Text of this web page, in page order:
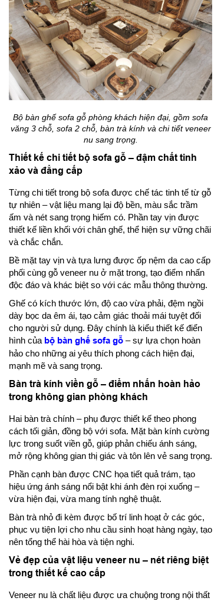
Bộ bàn ghế sofa gỗ phòng khách hiện đại, gồm sofa
văng 3 chỗ, sofa 2 chỗ, bàn trà kính và chi tiết veneer
nu sang trọng.
Thiết kế chi tiết bộ sofa gỗ – đậm chất tinh
xảo và đẳng cấp
Từng chi tiết trong bộ sofa được chế tác tinh tế từ gỗ
tự nhiên – vật liệu mang lại độ bền, màu sắc trầm
ấm và nét sang trọng hiếm có. Phần tay vịn được
thiết kế liền khối với chân ghế, thể hiện sự vững chãi
và chắc chắn.
Bề mặt tay vịn và tựa lưng được ốp nệm da cao cấp
phối cùng gỗ veneer nu ở mặt trong, tạo điểm nhấn
độc đáo và khác biệt so với các mẫu thông thường.
Ghế có kích thước lớn, độ cao vừa phải, đệm ngồi
dày bọc da êm ái, tạo cảm giác thoải mái tuyệt đối
cho người sử dụng. Đây chính là kiểu thiết kế điển
hình của bộ bàn ghế sofa gỗ – sự lựa chọn hoàn
hảo cho những ai yêu thích phong cách hiện đại,
mạnh mẽ và sang trọng.
Bàn trà kính viền gỗ – điểm nhấn hoàn hảo
trong không gian phòng khách
Hai bàn trà chính – phụ được thiết kế theo phong
cách tối giản, đồng bộ với sofa. Mặt bàn kính cường
lực trong suốt viền gỗ, giúp phản chiếu ánh sáng,
mở rộng không gian thị giác và tôn lên vẻ sang trọng.
Phần cạnh bàn được CNC họa tiết quả trám, tạo
hiệu ứng ánh sáng nổi bật khi ánh đèn rọi xuống –
vừa hiện đại, vừa mang tính nghệ thuật.
Bàn trà nhỏ đi kèm được bố trí linh hoạt ở các góc,
phục vụ tiện lợi cho nhu cầu sinh hoạt hàng ngày, tạo
nên tổng thể hài hòa và tiện nghi.
Vẻ đẹp của vật liệu veneer nu – nét riêng biệt
trong thiết kế cao cấp
Veneer nu là chất liệu được ưa chuộng trong nội thất